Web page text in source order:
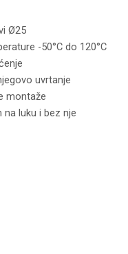
Ø25
-50°C do 120°C
uvrtanje
montaže
luku i bez nje